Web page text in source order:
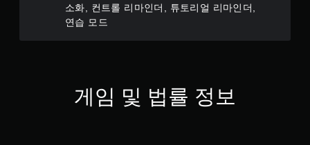
소화, 컨트롤 리마인더, 튜토리얼 리마인더,
연습 모드
게임 및 법률 정보